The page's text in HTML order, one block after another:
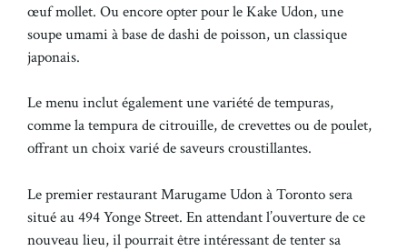
œuf mollet. Ou encore opter pour le Kake Udon, une
soupe umami à base de dashi de poisson, un classique
japonais.
Le menu inclut également une variété de tempuras,
comme la tempura de citrouille, de crevettes ou de poulet,
offrant un choix varié de saveurs croustillantes.
Le premier restaurant Marugame Udon à Toronto sera
situé au 494 Yonge Street. En attendant l’ouverture de ce
nouveau lieu, il pourrait être intéressant de tenter sa